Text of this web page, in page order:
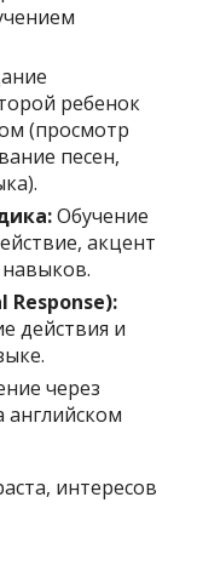
ребенок
(просмотр
песен,
Обучение
акцент
Response):
действия и
через
английском
интересов